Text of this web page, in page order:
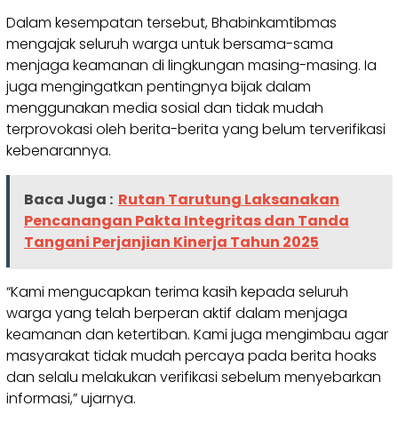
Dalam kesempatan tersebut, Bhabinkamtibmas
mengajak seluruh warga untuk bersama-sama
menjaga keamanan di lingkungan masing-masing. Ia
juga mengingatkan pentingnya bijak dalam
menggunakan media sosial dan tidak mudah
terprovokasi oleh berita-berita yang belum terverifikasi
kebenarannya.
Baca Juga : Rutan Tarutung Laksanakan
Pencanangan Pakta Integritas dan Tanda
Tangani Perjanjian Kinerja Tahun 2025
“Kami mengucapkan terima kasih kepada seluruh
warga yang telah berperan aktif dalam menjaga
keamanan dan ketertiban. Kami juga mengimbau agar
masyarakat tidak mudah percaya pada berita hoaks
dan selalu melakukan verifikasi sebelum menyebarkan
informasi,” ujarnya.